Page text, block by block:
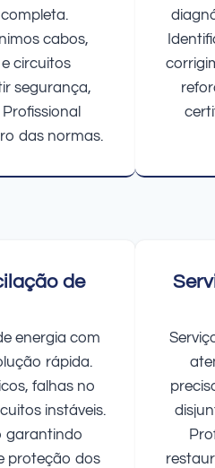
cabos,
circuitos
segurança,
das normas.
de
energia com
rápida.
falhas no
instáveis.
garantindo
proteção dos